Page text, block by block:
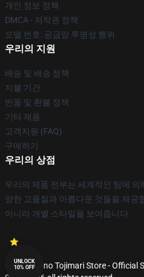
개인 정보 정책
DMCA - 저작권 정책
모델 번호: 공급망 투명성 행위
우리의 지원
배송 및 배송 정책
지불 기간
반품 및 환불 정책
기타 제품
고객지원 (FAQ)
구매하기
우리의 상점
우리의 제품 전부는 세계적인 팀에
양한 고품질과 아름다운 것들을 제공
아니라 개별 스타일을 보여줍니다.
© Suzumeno Tojimari Store -
UNLOCK
10% OFF